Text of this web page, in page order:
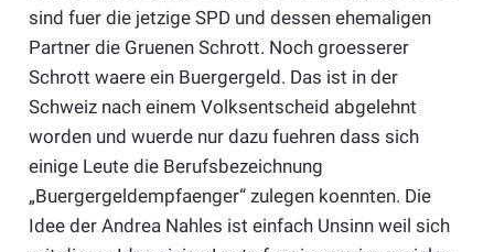
sind fuer die jetzige SPD und dessen ehemaligen
Partner die Gruenen Schrott. Noch groesserer
Schrott waere ein Buergergeld. Das ist in der
Schweiz nach einem Volksentscheid abgelehnt
worden und wuerde nur dazu fuehren dass sich
einige Leute die Berufsbezeichnung
„Buergergeldempfaenger“ zulegen koennten. Die
Idee der Andrea Nahles ist einfach Unsinn weil sich